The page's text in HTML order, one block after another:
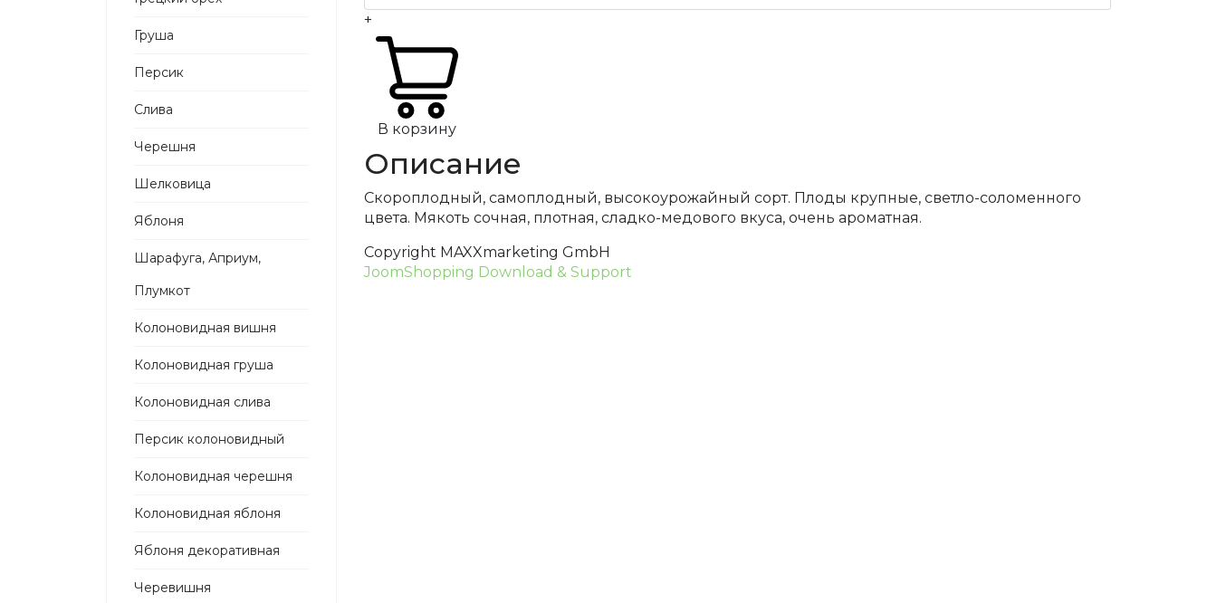
Груша
Персик
Слива
Черешня
Шелковица
Яблоня
Шарафуга, Априум,
Плумкот
Колоновидная вишня
Колоновидная груша
Колоновидная слива
Персик колоновидный
Колоновидная черешня
Колоновидная яблоня
Яблоня декоративная
Черевишня
+
В корзину
Описание
Скороплодный, самоплодный, высокоурожайный сорт. Плоды крупные, светло-соломенного
цвета. Мякоть сочная, плотная, сладко-медового вкуса, очень ароматная.
Copyright MAXXmarketing GmbH
JoomShopping Download & Support